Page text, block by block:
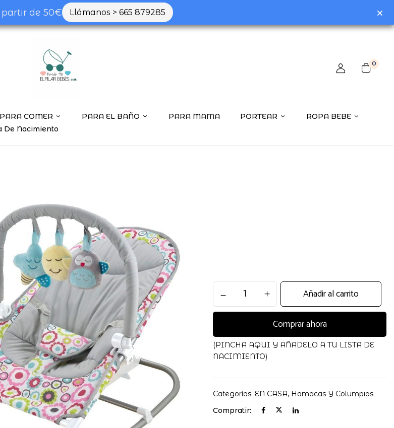
de 50€ Llámanos > 665 879285
0
PARA COMER PARA EL BAÑO PARA MAMA PORTEAR
ROPA BEBE
De Nacimiento
Balancin
Pink
Añadir al carrito
Comprar ahora
(PINCHA AQUI Y AÑADELO A TU LISTA DE
NACIMIENTO)
Categorías: EN CASA, Hamacas Y Columpios
Compratir: